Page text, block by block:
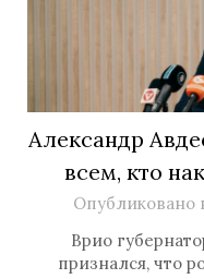
Александр
всем, кто
Опубликовано
Врио
признался, что